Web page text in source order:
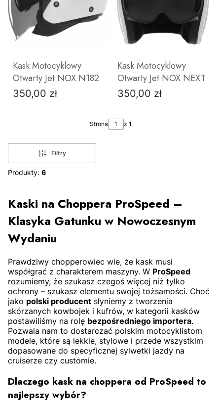
ZOBACZ PRODUKT ZOBACZ PRODUKT
Kask Motocyklowy
Otwarty Jet NOX N182
Cena
350,00 zł
Kask Motocyklowy
Otwarty Jet NOX NEXT
Cena
350,00 zł
Strona z 1
Filtry
Produkty: 6
Kaski na Choppera ProSpeed –
Klasyka Gatunku w Nowoczesnym
Wydaniu
Prawdziwy chopperowiec wie, że kask musi
współgrać z charakterem maszyny. W ProSpeed
rozumiemy, że szukasz czegoś więcej niż tylko
ochrony – szukasz elementu swojej tożsamości. Choć
jako polski producent słyniemy z tworzenia
skórzanych kowbojek i kufrów, w kategorii kasków
postawiliśmy na rolę bezpośredniego importera.
Pozwala nam to dostarczać polskim motocyklistom
modele, które są lekkie, stylowe i przede wszystkim
dopasowane do specyficznej sylwetki jazdy na
cruiserze czy customie.
Dlaczego kask na choppera od ProSpeed to
najlepszy wybór?